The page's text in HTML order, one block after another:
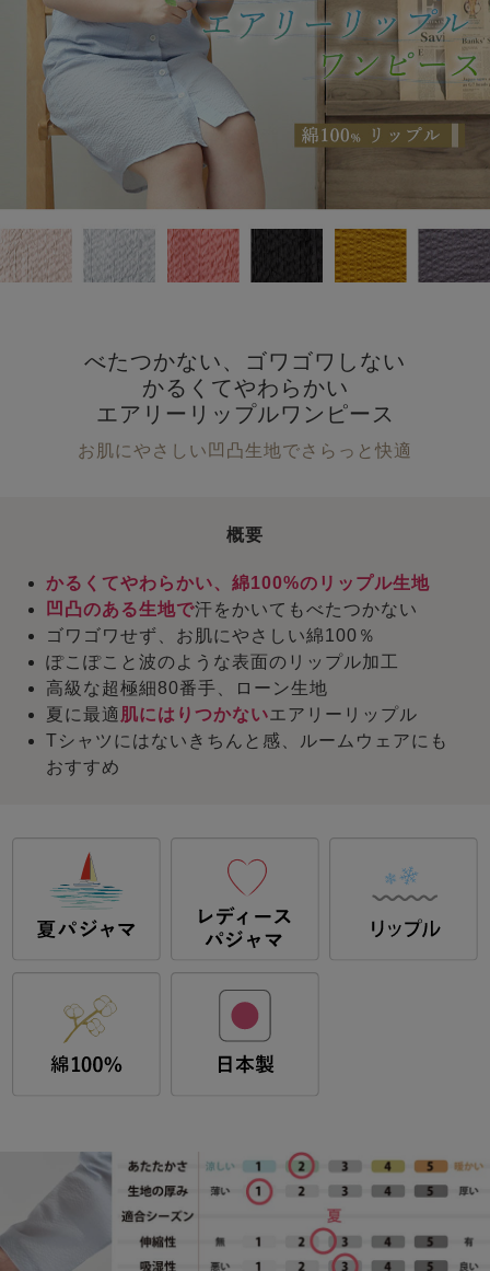
べたつかない、ゴワゴワしない
かるくてやわらかい
エアリーリップルワンピース
お肌にやさしい凹凸生地でさらっと快適
概要
かるくてやわらかい、綿100%のリップル生地
凹凸のある生地で汗をかいてもべたつかない
ゴワゴワせず、お肌にやさしい綿100％
ぽこぽこと波のような表面のリップル加工
高級な超極細80番手、ローン生地
夏に最適肌にはりつかないエアリーリップル
Tシャツにはないきちんと感、ルームウェアにも
おすすめ